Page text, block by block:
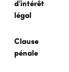
d'intérêt
légal
Clause
pénale